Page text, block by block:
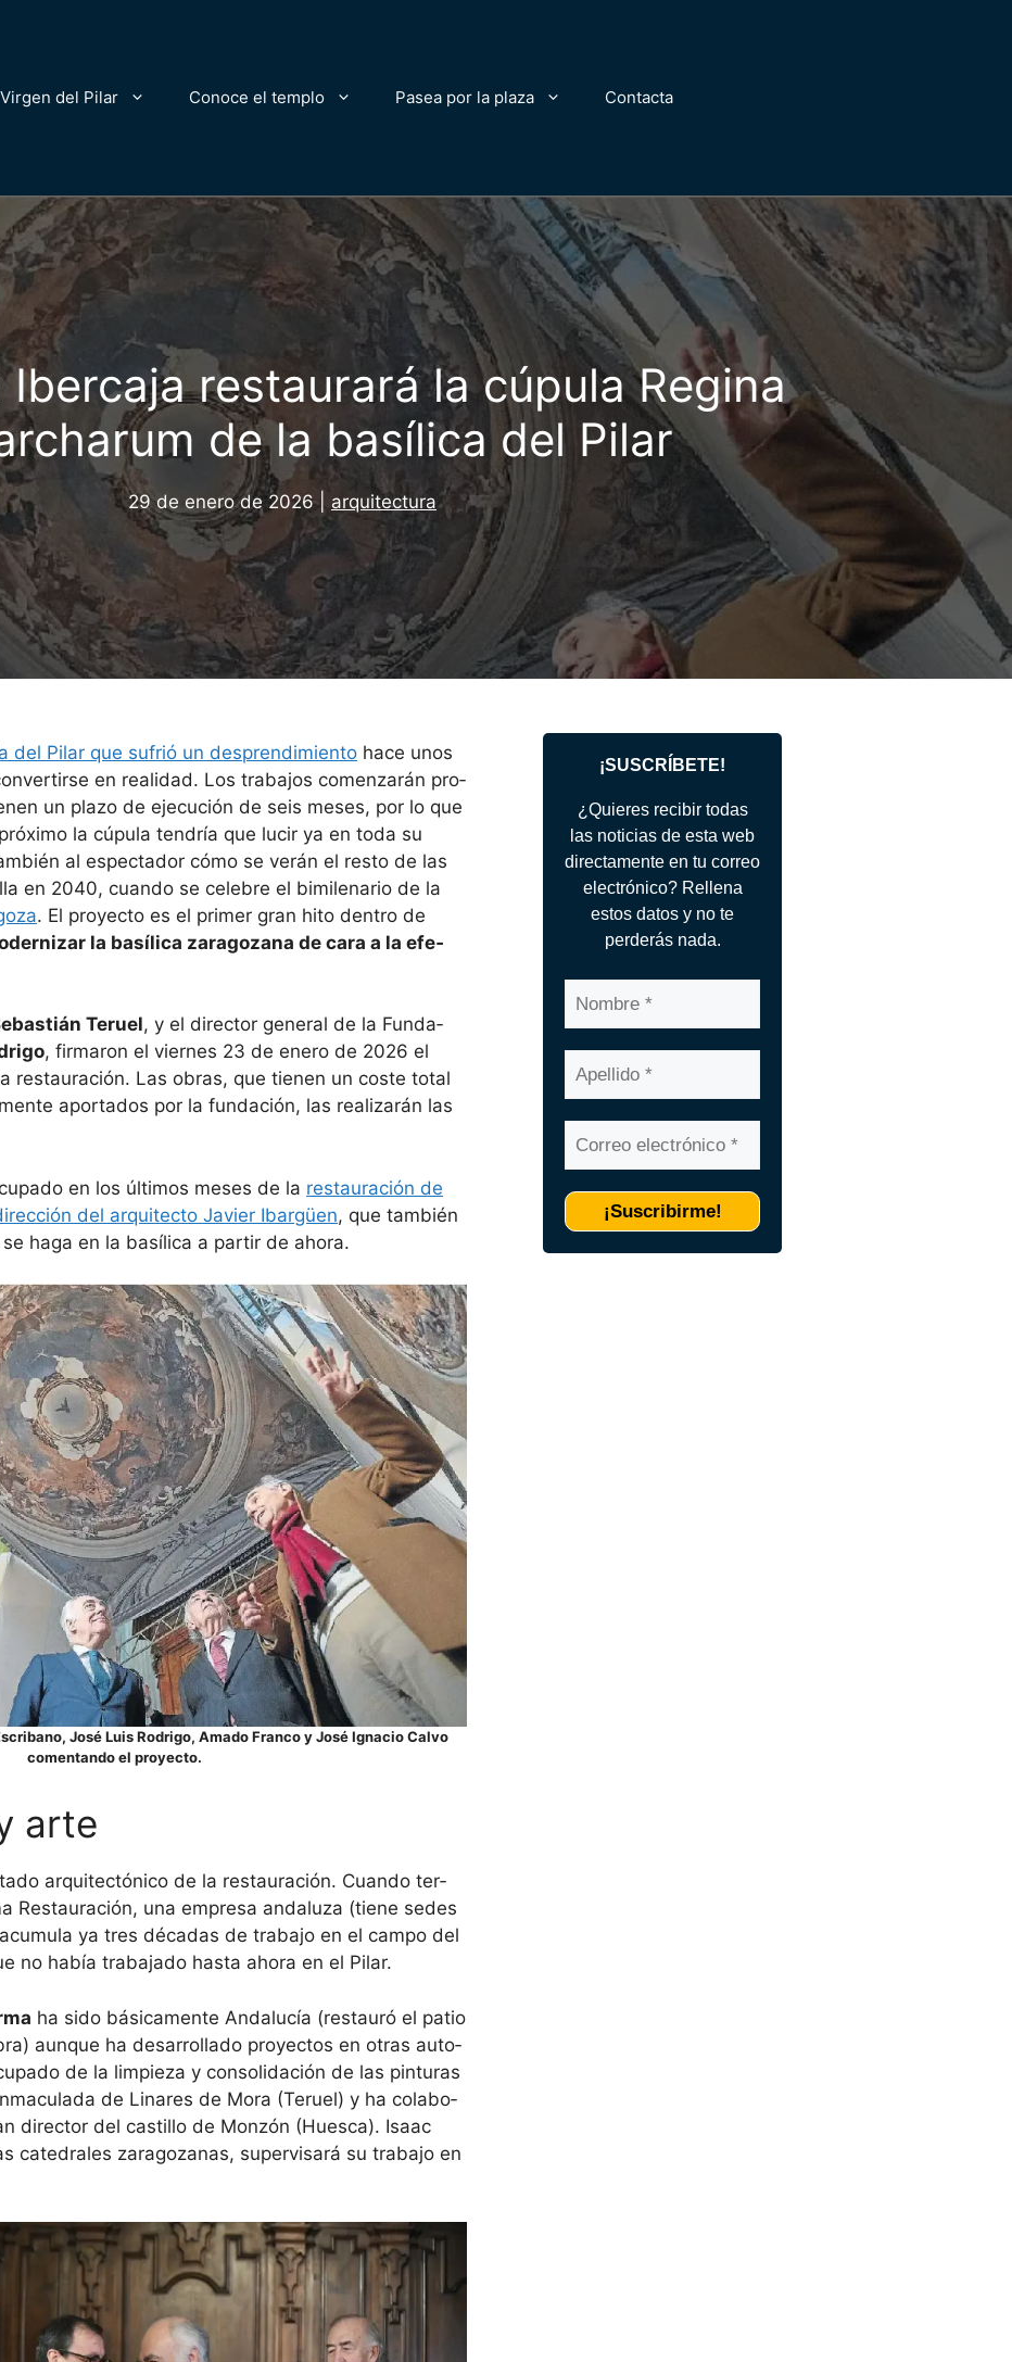
del Pilar Conoce el templo Pasea por la plaza Contacta
Ibercaja restaurará la cúpula Regina
de la basílica del Pilar
29 de enero de 2026| arquitectura
del Pilar que sufrió un des­pren­di­miento hace unos
en rea­li­dad. Los tra­ba­jos comen­za­rán pro­
un plazo de eje­cu­ción de seis meses, por lo que
la cúpula ten­dría que lucir ya en toda su
al espec­ta­dor cómo se verán el resto de las
en 2040, cuando se cele­bre el bimilenario de la
. El pro­yecto es el pri­mer gran hito den­tro de
la basí­lica zara­go­zana de cara a la efe­
Teruel, y el direc­tor gene­ral de la Fun­da­
, fir­ma­ron el viernes 23 de enero de 2026 el
res­tau­ra­ción. Las obras, que tie­nen un coste total
apor­ta­dos por la fun­da­ción, las rea­li­za­rán las
en los últi­mos meses de la res­tau­ra­ción de
del arqui­tecto Javier Ibar­güen, que tam­bién
haga en la basí­lica a par­tir de ahora.
José Luis Rodrigo, Amado Franco y José Ignacio Calvo
comentando el proyecto.
arte
arqui­tec­tó­nico de la res­tau­ra­ción. Cuando ter­
Res­tau­ra­ción, una empresa anda­luza (tiene sedes
ya tres déca­das de tra­bajo en el campo del
no había tra­ba­jado hasta ahora en el Pilar.
ha sido bási­ca­mente Anda­lu­cía (res­tauró el patio
aun­que ha desa­rro­llado pro­yec­tos en otras auto­
de la lim­pieza y con­so­li­da­ción de las pin­tu­ras
de Lina­res de Mora (Teruel) y ha cola­bo­
direc­tor del cas­ti­llo de Mon­zón (Huesca). Isaac
cate­dra­les zara­go­za­nas, super­vi­sará su tra­bajo en
¡SUSCRÍBETE!
¿Quieres recibir todas
las noticias de esta web
directamente en tu correo
electrónico? Rellena
estos datos y no te
perderás nada.